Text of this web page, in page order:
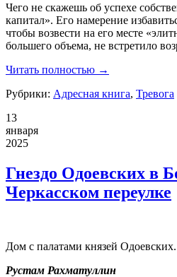
Чего не скажешь об успехе
капитал». Его намерение
чтобы возвести на его месте
большего объема, не встретило
Читать полностью →
Рубрики: Адресная книга, Тревога
13
января
2025
Гнездо Одоевских в
Черкасском переулке
Дом с палатами князей
Рустам Рахматуллин